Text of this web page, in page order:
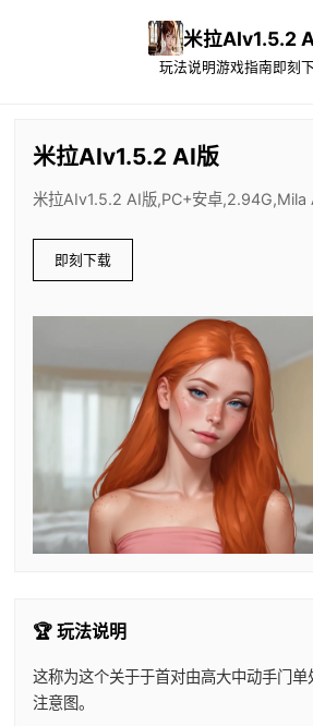
米拉AIv1.5.2
玩法说明游戏指南 即刻
米拉AIv1.5.2 AI版
米拉AIv1.5.2 AI版,PC+安卓,2.94G,Mila
即刻下载
🏆 玩法说明
这称为这个关于于首对由高大中动手门
注意图。